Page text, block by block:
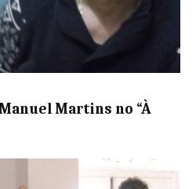
Manuel Martins no “À